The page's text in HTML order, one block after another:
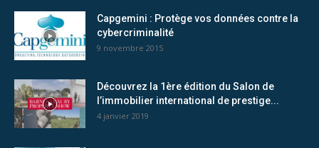
Capgemini : Protège vos données contre la
cybercriminalité
9 novembre 2015
Découvrez la 1ère édition du Salon de
l’immobilier international de prestige...
4 janvier 2019